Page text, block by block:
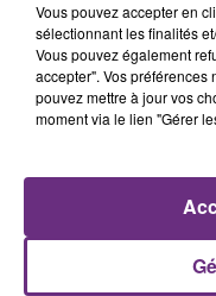
TATU
All The Things She
5h52
5h52
Vous pouvez accepter en
sélectionnant les finalités
Vous pouvez également
accepter". Vos préférences
pouvez mettre à jour vos
moment via le lien "Gérer